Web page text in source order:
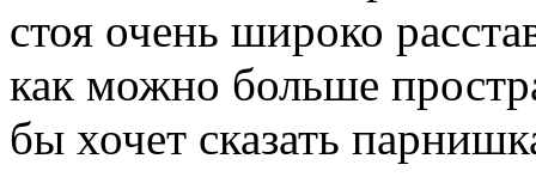
стоя очень широко
как можно больше
бы хочет сказать